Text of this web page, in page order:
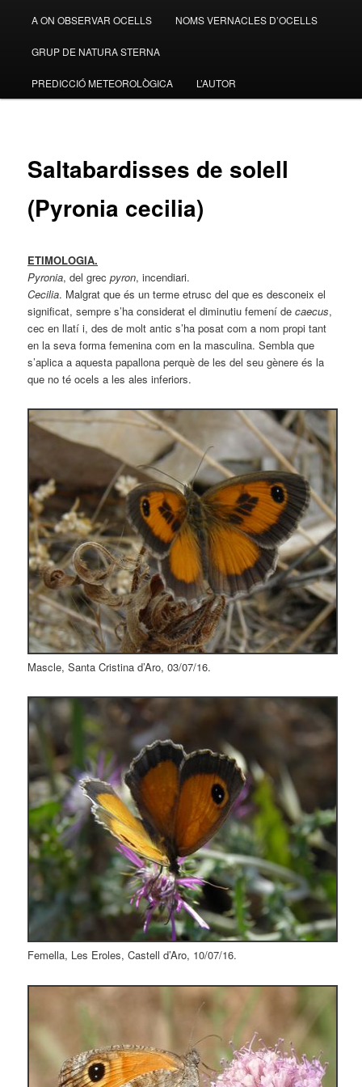
A ON OBSERVAR OCELLS NOMS VERNACLES D’OCELLS
GRUP DE NATURA STERNA
PREDICCIÓ METEOROLÒGICA L’AUTOR
Saltabardisses de solell
(Pyronia cecilia)
ETIMOLOGIA.
Pyronia, del grecpyron, incendiari.
Cecilia. Malgrat que és un terme etrusc del que es desconeix el
significat, sempre s’ha considerat el diminutiu femení decaecus,
cec en llatí i, des de molt antic s’ha posat com a nom propi tant
en la seva forma femenina com en la masculina. Sembla que
s’aplica a aquesta papallona perquè de les del seu gènere és la
que no té ocels a les ales inferiors.
Mascle, Santa Cristina d’Aro, 03/07/16.
Femella, Les Eroles, Castell d’Aro, 10/07/16.